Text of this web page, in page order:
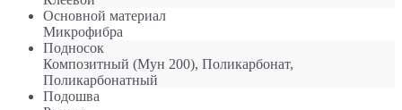
Оcновной материал
Микрофибра
Подносок
Композитный (Мун 200), Поликарбонат,
Поликарбонатный
Подошва